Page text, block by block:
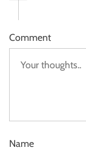
Comment
Name